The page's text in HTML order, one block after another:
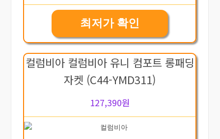
최저가 확인
컬럼비아 컬럼비아 유니 컴포트 롱패딩
자켓 (C44-YMD311)
127,390원